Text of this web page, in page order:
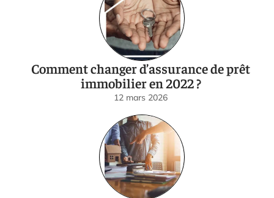
Comment changer d’assurance de prêt
immobilier en 2022 ?
12 mars 2026